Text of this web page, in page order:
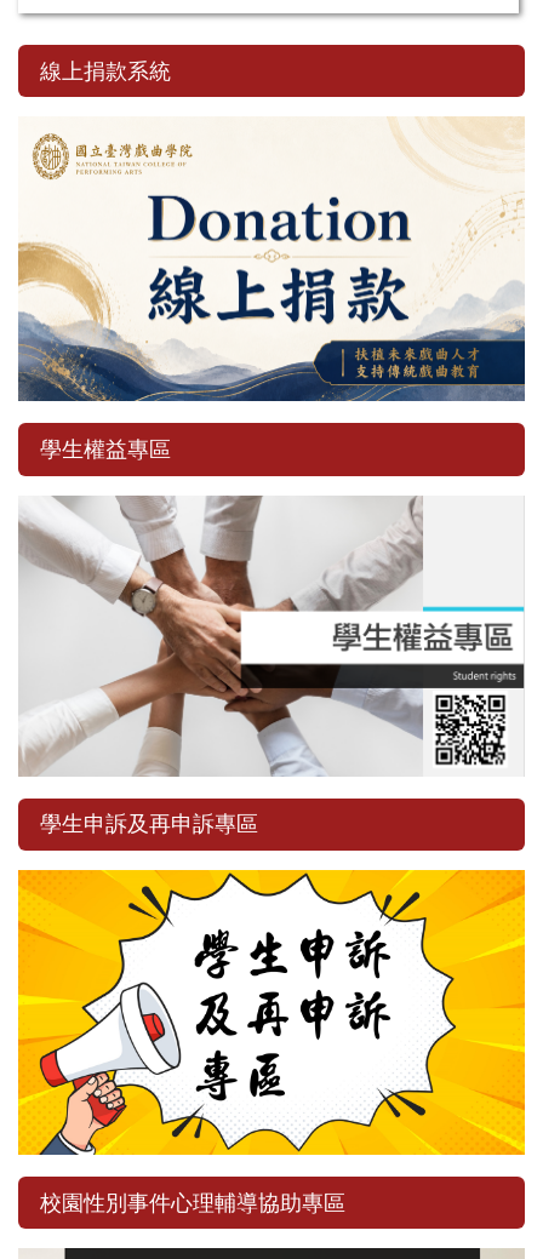
線上捐款系統
學生權益專區
學生申訴及再申訴專區
校園性別事件心理輔導協助專區